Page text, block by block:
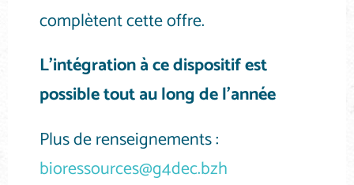
complètent cette offre.
L’intégration à ce dispositif est
possible tout au long de l’année
Plus de renseignements :
bioressources@g4dec.bzh